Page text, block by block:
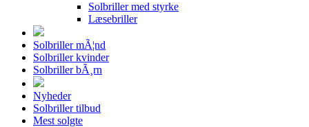
Solbriller med styrke
Læsebriller
Solbriller mÃ¦nd
Solbriller kvinder
Solbriller bÃ¸rn
Nyheder
Solbriller tilbud
Mest solgte